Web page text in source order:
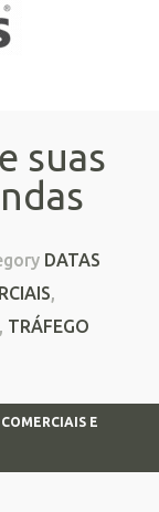
suas
DATAS
,
, TRÁFEGO
E